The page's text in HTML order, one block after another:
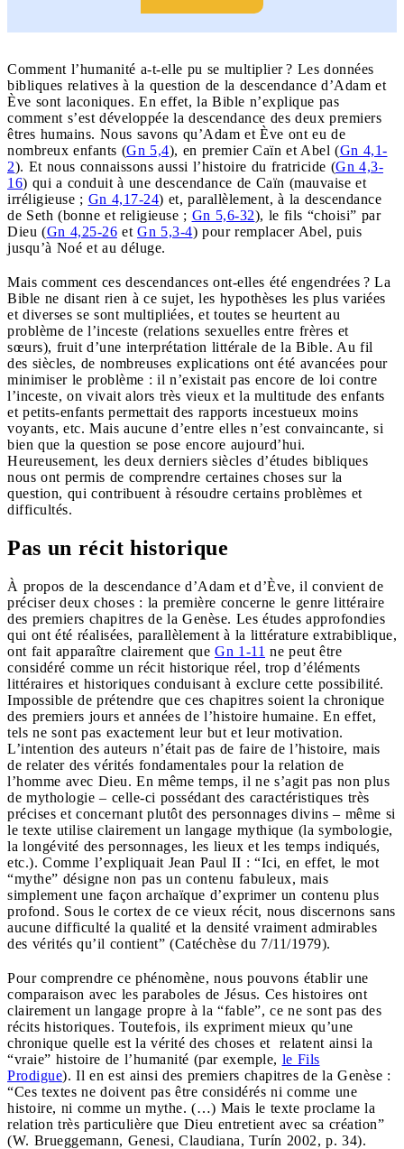
Comment l’humanité a-t-elle pu se multiplier ? Les données
bibliques relatives à la question de la descendance d’Adam et
Ève sont laconiques. En effet, la Bible n’explique pas
comment s’est développée la descendance des deux premiers
êtres humains. Nous savons qu’Adam et Ève ont eu de
nombreux enfants (Gn 5,4), en premier Caïn et Abel (Gn 4,1-
2). Et nous connaissons aussi l’histoire du fratricide (Gn 4,3-
16) qui a conduit à une descendance de Caïn (mauvaise et
irréligieuse ; Gn 4,17-24) et, parallèlement, à la descendance
de Seth (bonne et religieuse ; Gn 5,6-32), le fils “choisi” par
Dieu (Gn 4,25-26 et Gn 5,3-4) pour remplacer Abel, puis
jusqu’à Noé et au déluge.
Mais comment ces descendances ont-elles été engendrées ? La
Bible ne disant rien à ce sujet, les hypothèses les plus variées
et diverses se sont multipliées, et toutes se heurtent au
problème de l’inceste (relations sexuelles entre frères et
sœurs), fruit d’une interprétation littérale de la Bible. Au fil
des siècles, de nombreuses explications ont été avancées pour
minimiser le problème : il n’existait pas encore de loi contre
l’inceste, on vivait alors très vieux et la multitude des enfants
et petits-enfants permettait des rapports incestueux moins
voyants, etc. Mais aucune d’entre elles n’est convaincante, si
bien que la question se pose encore aujourd’hui.
Heureusement, les deux derniers siècles d’études bibliques
nous ont permis de comprendre certaines choses sur la
question, qui contribuent à résoudre certains problèmes et
difficultés.
Pas un récit historique
À propos de la descendance d’Adam et d’Ève, il convient de
préciser deux choses : la première concerne le genre littéraire
des premiers chapitres de la Genèse. Les études approfondies
qui ont été réalisées, parallèlement à la littérature extrabiblique,
ont fait apparaître clairement que Gn 1-11 ne peut être
considéré comme un récit historique réel, trop d’éléments
littéraires et historiques conduisant à exclure cette possibilité.
Impossible de prétendre que ces chapitres soient la chronique
des premiers jours et années de l’histoire humaine. En effet,
tels ne sont pas exactement leur but et leur motivation.
L’intention des auteurs n’était pas de faire de l’histoire, mais
de relater des vérités fondamentales pour la relation de
l’homme avec Dieu. En même temps, il ne s’agit pas non plus
de mythologie – celle-ci possédant des caractéristiques très
précises et concernant plutôt des personnages divins – même si
le texte utilise clairement un langage mythique (la symbologie,
la longévité des personnages, les lieux et les temps indiqués,
etc.). Comme l’expliquait Jean Paul II : “Ici, en effet, le mot
“mythe” désigne non pas un contenu fabuleux, mais
simplement une façon archaïque d’exprimer un contenu plus
profond. Sous le cortex de ce vieux récit, nous discernons sans
aucune difficulté la qualité et la densité vraiment admirables
des vérités qu’il contient” (Catéchèse du 7/11/1979).
Pour comprendre ce phénomène, nous pouvons établir une
comparaison avec les paraboles de Jésus. Ces histoires ont
clairement un langage propre à la “fable”, ce ne sont pas des
récits historiques. Toutefois, ils expriment mieux qu’une
chronique quelle est la vérité des choses et relatent ainsi la
“vraie” histoire de l’humanité (par exemple, le Fils
Prodigue). Il en est ainsi des premiers chapitres de la Genèse :
“Ces textes ne doivent pas être considérés ni comme une
histoire, ni comme un mythe. (…) Mais le texte proclame la
relation très particulière que Dieu entretient avec sa création”
(W. Brueggemann, Genesi, Claudiana, Turín 2002, p. 34).